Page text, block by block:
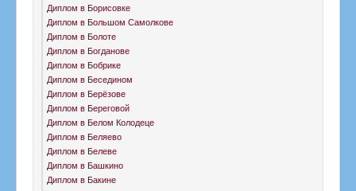
Диплом в Борисовке
Диплом в Большом Самолкове
Диплом в Болоте
Диплом в Богданове
Диплом в Бобрике
Диплом в Беседином
Диплом в Берёзове
Диплом в Береговой
Диплом в Белом Колодеце
Диплом в Беляево
Диплом в Белеве
Диплом в Башкино
Диплом в Бакине